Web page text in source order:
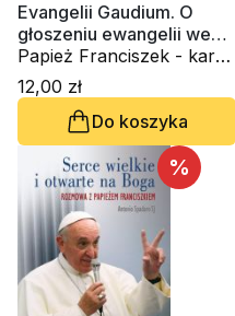
Evangelii Gaudium. O
głoszeniu ewangelii we
współczesnym świecie
Papież Franciszek - kard.
Jorge Mario Bergoglio
12,00 zł
Do koszyka
%